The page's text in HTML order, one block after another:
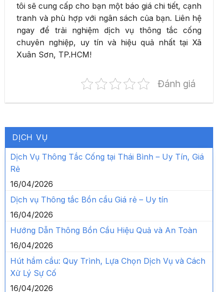
tôi sẽ cung cấp cho bạn một báo giá chi tiết, cạnh
tranh và phù hợp với ngân sách của bạn. Liên hệ
ngay để trải nghiệm dịch vụ thông tắc cống
chuyên nghiệp, uy tín và hiệu quả nhất tại Xã
Xuân Sơn, TP.HCM!
Đánh giá
DỊCH VỤ
Dịch Vụ Thông Tắc Cống tại Thái Bình – Uy Tín, Giá
Rẻ
16/04/2026
Dịch vụ Thông tắc Bồn cầu Giá rẻ – Uy tín
16/04/2026
Hướng Dẫn Thông Bồn Cầu Hiệu Quả và An Toàn
16/04/2026
Hút hầm cầu: Quy Trình, Lựa Chọn Dịch Vụ và Cách
Xử Lý Sự Cố
16/04/2026